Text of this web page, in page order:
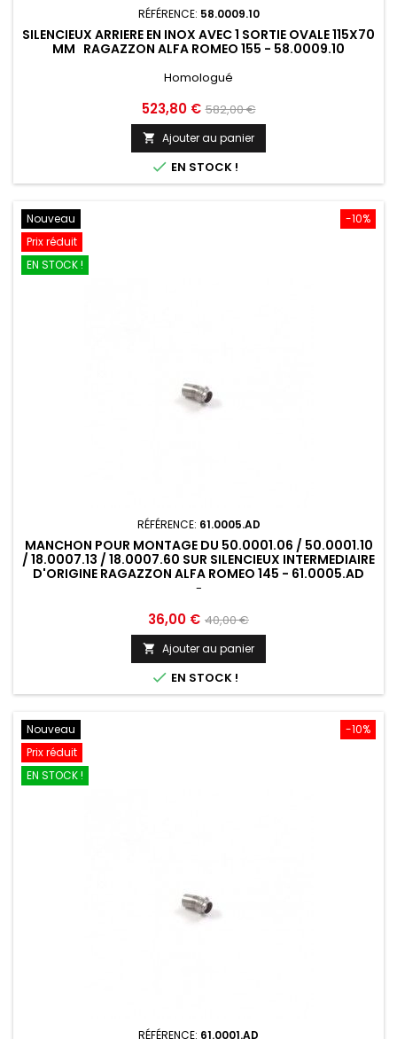
RÉFÉRENCE: 58.0009.10
SILENCIEUX ARRIERE EN INOX AVEC 1 SORTIE OVALE 115X70
MM RAGAZZON ALFA ROMEO 155 - 58.0009.10
Homologué
Prix
523,80 € Prix
de
base
582,00 €
 Ajouter au panier
 EN STOCK !
-10%
Nouveau
Prix réduit
EN STOCK !
RÉFÉRENCE: 61.0005.AD
MANCHON POUR MONTAGE DU 50.0001.06 / 50.0001.10
/ 18.0007.13 / 18.0007.60 SUR SILENCIEUX INTERMEDIAIRE
D'ORIGINE RAGAZZON ALFA ROMEO 145 - 61.0005.AD
-
Prix
36,00 € Prix
de
base
40,00 €
 Ajouter au panier
 EN STOCK !
-10%
Nouveau
Prix réduit
EN STOCK !
RÉFÉRENCE: 61.0001.AD